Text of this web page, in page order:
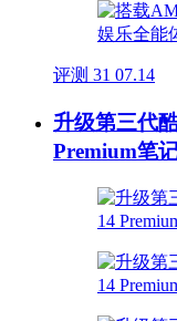
评测 31 07.14
升级第三代
Premium笔